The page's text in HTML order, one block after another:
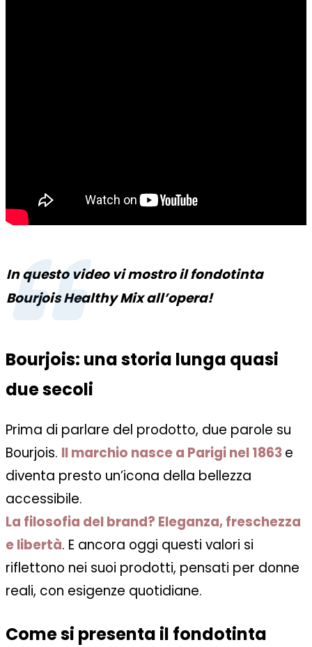
In questo video vi mostro il fondotinta
Bourjois Healthy Mix all’opera!
Bourjois: una storia lunga quasi
due secoli
Prima di parlare del prodotto, due parole su
Bourjois. Il marchio nasce a Parigi nel 1863e
diventa presto un’icona della bellezza
accessibile.
La filosofia del brand? Eleganza, freschezza
e libertà. E ancora oggi questi valori si
riflettono nei suoi prodotti, pensati per donne
reali, con esigenze quotidiane.
Come si presenta il fondotinta